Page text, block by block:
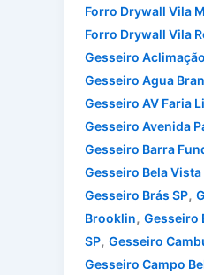
Forro Drywall Vila
Forro Drywall Vila
Gesseiro
Gesseiro Agua
Gesseiro AV Faria
Gesseiro Avenida
Gesseiro Barra
Gesseiro Bela Vista
Gesseiro Brás SP,
Brooklin, Gesseiro
SP, Gesseiro
Gesseiro Campo